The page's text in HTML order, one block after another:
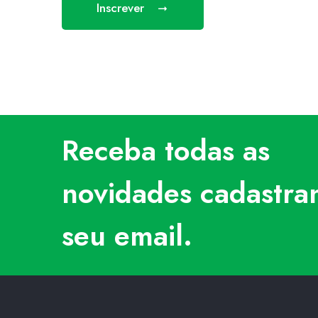
Inscrever
Receba todas as
novidades
seu email.